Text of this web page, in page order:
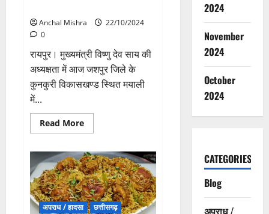
Anchal Mishra
22/10/2024
0
रायपुर। मुख्यमंत्री विष्णु देव साय की
अध्यक्षता में आज जशपुर जिले के
कुनकुरी विकासखण्ड स्थित मयाली
में...
Read MoreRead
more
आदिवासी
विकास
प्राधिकरण
की
बैठक,
CM
साय
अपराध / हादसा छत्तीसगढ़
2024
November
2024
October
2024
CATEGORIES
Blog